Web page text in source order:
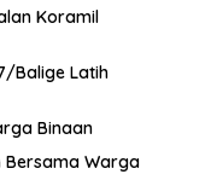
Koramil
Balige Latih
Binaan
Bersama Warga